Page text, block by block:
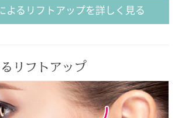
よるリフトアップを詳しく見る
リフトアップ